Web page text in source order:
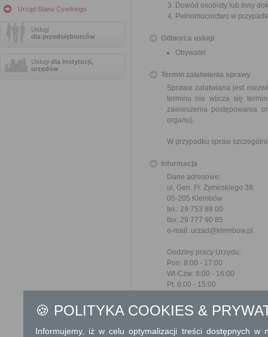
Urząd Stanu Cywilnego
Usługi
dla przedsiębiorców
Usługi dla instytucji,
urzędów
Dowód osobisty lub inny
Pełnomocnictwo w
Odbiorca usługi
Obywatel
Termin załatwienia sprawy
Sprawa załatwiana jest
terminu nie wlicza się
zawieszenia postępowania
organu).
W przypadku spraw
Informacja
Dane adresowe:
ul. Gen. Fr. Żymirskiego 38
05-205 Klembów
tel.: 29 753 88 00
fax: 29 777 90 85
e-mail: urzad@klembow.pl
Godziny pracy Urzędu:
Pon: 8:00 - 17:00
Wt-Czw: 8:00 - 16:00
Pt: 8:00 - 15:00
Dodatkowe
Opłata
🍪 POLITYKA COOKIES &
Informujemy, iż w celu optymalizacji treści dostępnych w